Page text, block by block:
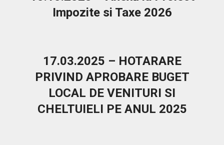
Impozite si Taxe 2026
17.03.2025 – HOTARARE
PRIVIND APROBARE BUGET
LOCAL DE VENITURI SI
CHELTUIELI PE ANUL 2025